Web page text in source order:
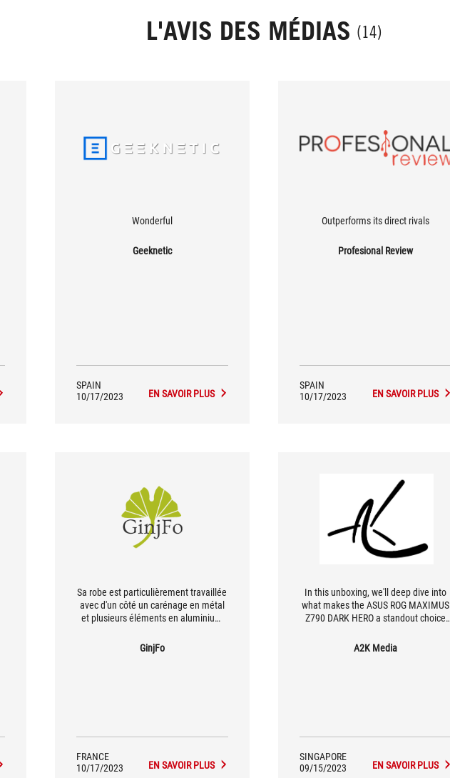
L'AVIS DES MÉDIAS (14)
Wonderful
Geeknetic
SPAIN
10/17/2023
EN SAVOIR PLUS
Outperforms its direct rivals
Profesional Review
SPAIN
10/17/2023
EN SAVOIR PLUS
Sa robe est particulièrement travaillée
avec d'un côté un carénage en métal
et plusieurs éléments en aluminium
et de l'autre un éclairage original
Polymo Lighting. [...] Nous avons
GinjFo
FRANCE
10/17/2023
EN SAVOIR PLUS
In this unboxing, we'll deep dive into
what makes the ASUS ROG MAXIMUS
Z790 DARK HERO a standout choice
seeking the ultimate motherboard for
A2K Media
SINGAPORE
09/15/2023
EN SAVOIR PLUS